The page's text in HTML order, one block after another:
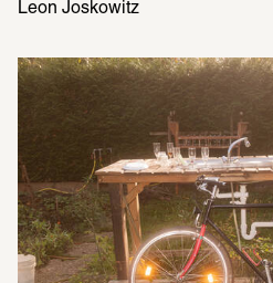
Leon Joskowitz